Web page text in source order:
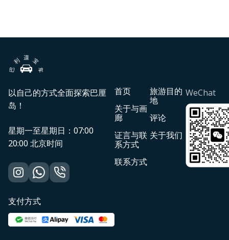
以自己的方式全面探索巴厘
岛！
星期一至星期日：07:00
20:00 北京时间
支付方式
首页
关于与画
廊
证言与联
系方式
联系方式
旅游目的
地
评论
关于我们
WeChat